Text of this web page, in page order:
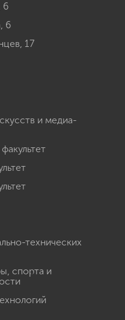
6
6
17
и медиа-
технических
спорта и